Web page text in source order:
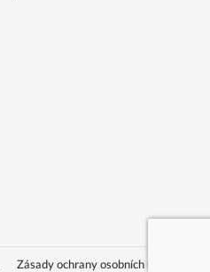
Zásady ochrany osobních údajů